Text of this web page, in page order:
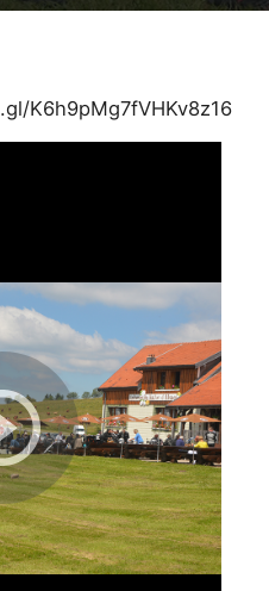
K6h9pMg7fVHKv8z16